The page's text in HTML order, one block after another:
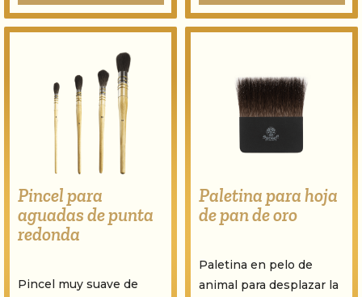
Pincel para
aguadas de punta
redonda
Pincel muy suave de
Paletina para hoja
de pan de oro
Paletina en pelo de
animal para desplazar la